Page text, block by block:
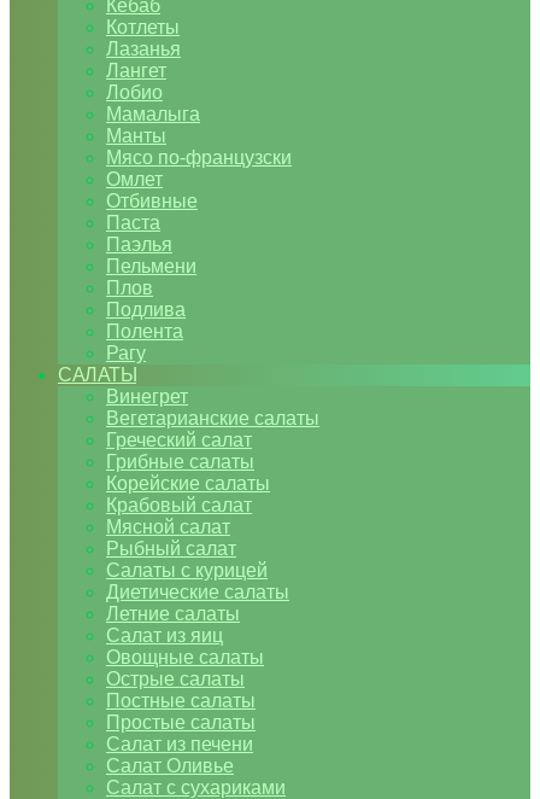
Кебаб
Котлеты
Лазанья
Лангет
Лобио
Мамалыга
Манты
Мясо по-французски
Омлет
Отбивные
Паста
Паэлья
Пельмени
Плов
Подлива
Полента
Рагу
САЛАТЫ
Винегрет
Вегетарианские салаты
Греческий салат
Грибные салаты
Корейские салаты
Крабовый салат
Мясной салат
Рыбный салат
Салаты с курицей
Диетические салаты
Летние салаты
Салат из яиц
Овощные салаты
Острые салаты
Постные салаты
Простые салаты
Салат из печени
Салат Оливье
Салат с сухариками